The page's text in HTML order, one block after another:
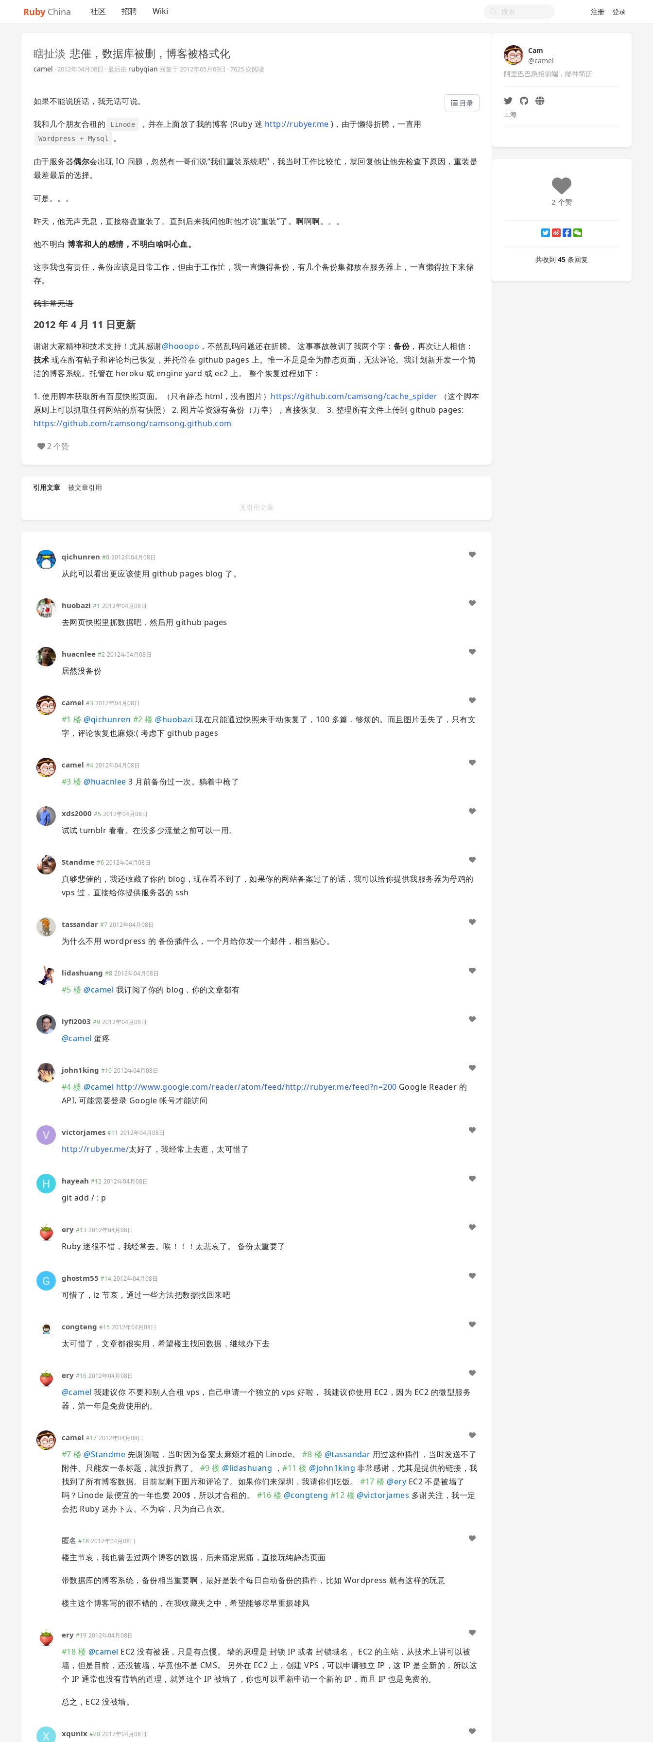
Ruby China 社区 招聘 Wiki 注册 登录
瞎扯淡 悲催，数据库被删，博客被格式化
camel ·2012年04月08日 · 最后由 rubyqian 回复于2012年05月09日 · 7625 次阅读
目录
如果不能说脏话，我无话可说。
我和几个朋友合租的 Linode ，并在上面放了我的博客 (Ruby 迷 http://rubyer.me )，由于懒得折腾，一直用
Wordpress + Mysql 。
由于服务器偶尔会出现 IO 问题，忽然有一哥们说“我们重装系统吧”，我当时工作比较忙，就回复他让他先检查下原因，重装是
最差最后的选择。
可是。。。
昨天，他无声无息，直接格盘重装了。直到后来我问他时他才说“重装”了。啊啊啊。。。
他不明白博客和人的感情，不明白啥叫心血。
这事我也有责任，备份应该是日常工作，但由于工作忙，我一直懒得备份，有几个备份集都放在服务器上，一直懒得拉下来储
存。
我非常无语
2012 年 4 月 11 日更新
谢谢大家精神和技术支持！尤其感谢@hooopo ，不然乱码问题还在折腾。 这事事故教训了我两个字：备份，再次让人相信：
技术 现在所有帖子和评论均已恢复，并托管在 github pages 上。惟一不足是全为静态页面，无法评论。我计划新开发一个简
洁的博客系统。托管在 heroku 或 engine yard 或 ec2 上。 整个恢复过程如下：
1. 使用脚本获取所有百度快照页面。（只有静态 html，没有图片） https://github.com/camsong/cache_spider （这个脚本
原则上可以抓取任何网站的所有快照） 2. 图片等资源有备份（万幸），直接恢复。 3. 整理所有文件上传到 github pages:
https://github.com/camsong/camsong.github.com
2 个赞
引用文章 被文章引用
无引用文章
qichunren #0 2012年04月08日
从此可以看出更应该使用 github pages blog 了。
huobazi #1 2012年04月08日
去网页快照里抓数据吧，然后用 github pages
huacnlee #2 2012年04月08日
居然没备份
camel #3 2012年04月08日
#1 楼 @qichunren #2 楼 @huobazi 现在只能通过快照来手动恢复了，100 多篇，够烦的。而且图片丢失了，只有文
字，评论恢复也麻烦:( 考虑下 github pages
camel #4 2012年04月08日
#3 楼 @huacnlee 3 月前备份过一次。躺着中枪了
xds2000 #5 2012年04月08日
试试 tumblr 看看。在没多少流量之前可以一用。
Standme #6 2012年04月08日
真够悲催的，我还收藏了你的 blog，现在看不到了，如果你的网站备案过了的话，我可以给你提供我服务器为母鸡的
vps 过，直接给你提供服务器的 ssh
tassandar #7 2012年04月08日
为什么不用 wordpress 的 备份插件么，一个月给你发一个邮件，相当贴心。
lidashuang #8 2012年04月08日
#5 楼 @camel 我订阅了你的 blog，你的文章都有
lyfi2003 #9 2012年04月08日
@camel 蛋疼
john1king #10 2012年04月08日
#4 楼 @camel http://www.google.com/reader/atom/feed/http://rubyer.me/feed?n=200 Google Reader 的
API, 可能需要登录 Google 帐号才能访问
victorjames #11 2012年04月08日
http://rubyer.me/太好了，我经常上去逛，太可惜了
hayeah #12 2012年04月08日
git add / : p
ery #13 2012年04月08日
Ruby 迷很不错，我经常去。唉！！！太悲哀了。 备份太重要了
ghostm55 #14 2012年04月08日
可惜了，lz 节哀，通过一些方法把数据找回来吧
congteng #15 2012年04月08日
太可惜了，文章都很实用，希望楼主找回数据，继续办下去
ery #16 2012年04月08日
@camel 我建议你 不要和别人合租 vps，自己申请一个独立的 vps 好啦， 我建议你使用 EC2，因为 EC2 的微型服务
器，第一年是免费使用的。
camel #17 2012年04月08日
#7 楼 @Standme 先谢谢啦，当时因为备案太麻烦才租的 Linode。#8 楼 @tassandar 用过这种插件，当时发送不了
附件。只能发一条标题，就没折腾了。 #9 楼 @lidashuang ，#11 楼 @john1king 非常感谢，尤其是提供的链接，我
找到了所有博客数据。目前就剩下图片和评论了。如果你们来深圳，我请你们吃饭。#17 楼 @ery EC2 不是被墙了
吗？Linode 最便宜的一年也要 200$，所以才合租的。 #16 楼 @congteng #12 楼 @victorjames 多谢关注，我一定
会把 Ruby 迷办下去。不为啥，只为自己喜欢。
匿名 #18 2012年04月08日
楼主节哀，我也曾丢过两个博客的数据，后来痛定思痛，直接玩纯静态页面
带数据库的博客系统，备份相当重要啊，最好是装个每日自动备份的插件，比如 Wordpress 就有这样的玩意
楼主这个博客写的很不错的，在我收藏夹之中，希望能够尽早重振雄风
ery #19 2012年04月08日
#18 楼 @camel EC2 没有被强，只是有点慢。 墙的原理是 封锁 IP 或者 封锁域名， EC2 的主站，从技术上讲可以被
墙，但是目前，还没被墙，毕竟他不是 CMS。 另外在 EC2 上，创建 VPS，可以申请独立 IP，这 IP 是全新的，所以这
个 IP 通常也没有背墙的道理，就算这个 IP 被墙了，你也可以重新申请一个新的 IP，而且 IP 也是免费的。
总之，EC2 没被墙。
xqunix #20 2012年04月08日
Cam
@camel
阿里巴巴急招前端，邮件简历
上海
2 个赞
共收到 45 条回复